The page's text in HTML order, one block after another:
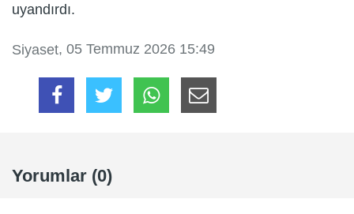
uyandırdı.
Siyaset, 05 Temmuz 2026 15:49
Yorumlar (0)